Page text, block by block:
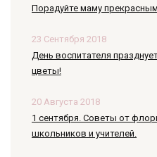
Порадуйте маму
23 Сентября 2018
День воспитателя
цветы!
20 Августа 2018
1 сентября. Советы от
школьников и учителей.